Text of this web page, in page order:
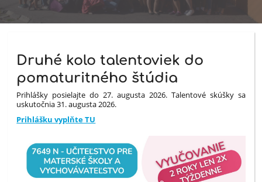
Druhé kolo talentoviek do
pomaturitného štúdia
Prihlášky posielajte do 27. augusta 2026. Talentové skúšky sa
uskutočnia 31. augusta 2026.
Prihlášku vyplňte TU